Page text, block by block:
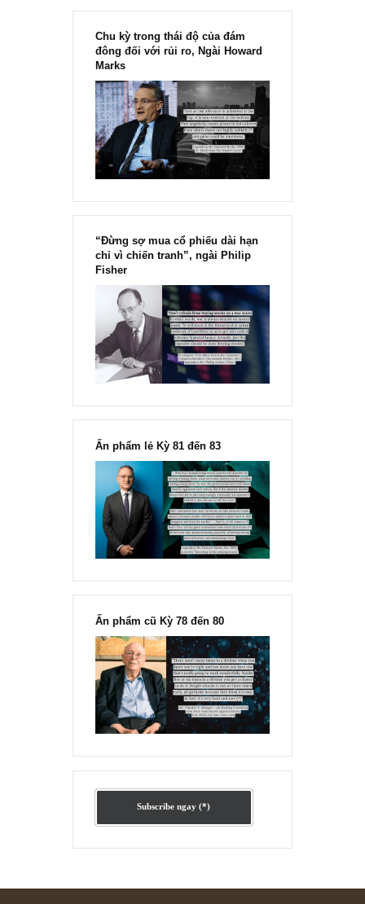
Việt
09/04/2019 at 10:07 PM
Bạn vào trang cophieu68. gõ mã CP rồi tìm trong mục
trưởng tài chính sẽ có ROIC nhé.
chính thức phát hành!!
Chu kỳ trong thái độ của đám
đông đối với rủi ro, Ngài Howard
Marks
“Đừng sợ mua cổ phiếu dài hạn
chỉ vì chiến tranh”, ngài Philip
Fisher